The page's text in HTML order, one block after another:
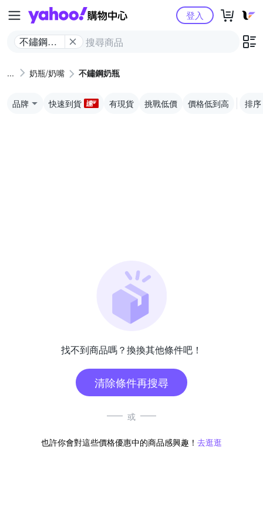
Yahoo購物中心
不鏽鋼奶
登入
奶瓶/奶嘴 不鏽鋼奶瓶
品牌 快速到貨 有現貨 挑戰低價 價格低到高 排序
找不到商品嗎？換換其他條件吧！
清除條件再搜尋
或
也許你會對這些價格優惠中的商品感興趣！ 去逛逛